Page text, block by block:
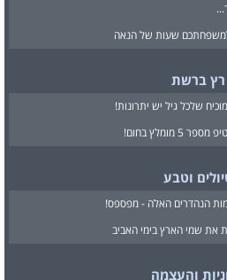
שעות של הנאה
רץ ברשת
וטבע
והעצמה